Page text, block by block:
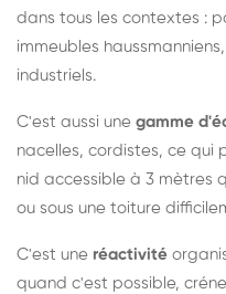
dans tous les contextes :
immeubles
industriels.
C'est aussi une gamme
nacelles, cordistes, ce qui
nid accessible à 3 mètres
ou sous une toiture
C'est une réactivité
quand c'est possible,